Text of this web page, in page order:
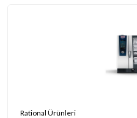
Rational Ürünleri